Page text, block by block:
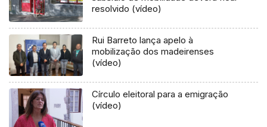
resolvido (vídeo)
Rui Barreto lança apelo à
mobilização dos madeirenses
(vídeo)
Círculo eleitoral para a emigração
(vídeo)